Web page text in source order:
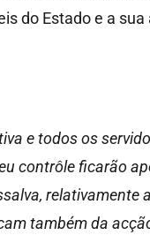
do Estado e a
e todos os
contrôle ficarão
relativamente
também da